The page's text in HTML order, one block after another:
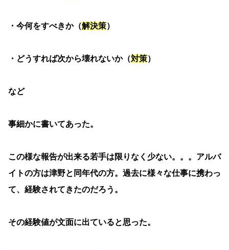
・今何をすべきか（解決策）
・どうすれば次から壊れないか（対策）
など
事細かに書いてあった。
この様な報告が出来る若手は限りなく少ない。。。アルバ
イトの方は津野と同年代の方。過去に様々な仕事に携わっ
て、経験されてきたのだろう。
その経験値が文面に出ていると思った。